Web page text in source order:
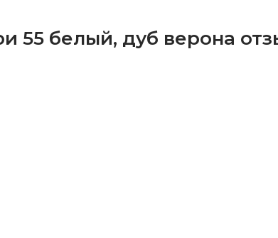
55 белый, дуб верона